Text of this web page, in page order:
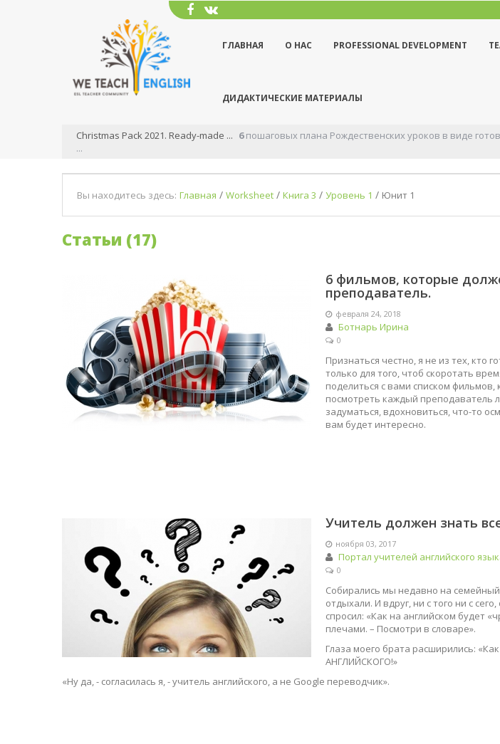
ГЛАВНАЯ О НАС PROFESSIONAL DEVELOPMENT
ДИДАКТИЧЕСКИЕ МАТЕРИАЛЫ
Effective production stage for ... Все знают, что этап урока “Production” самый важный. Он
Вы находитесь здесь: Главная / Worksheet / Книга 3 / Уровень 1 / Юнит 1
Статьи (17)
6 фильмов, которые
преподаватель.
февраля 24, 2018
Ботнарь Ирина
0
Признаться честно, я не из тех, кто
только для того, чтоб скоротать
поделиться с вами списком
посмотреть каждый
задуматься, вдохновиться, что-то
вам будет интересно.
Учитель должен знать
ноября 03, 2017
Портал учителей английского
0
Собирались мы недавно на
отдыхали. И вдруг, ни с того ни с
спросил: «Как на английском будет
плечами. – Посмотри в словаре».
Глаза моего брата расширились:
АНГЛИЙСКОГО!»
«Ну да, - согласилась я, - учитель английского, а не Google переводчик».